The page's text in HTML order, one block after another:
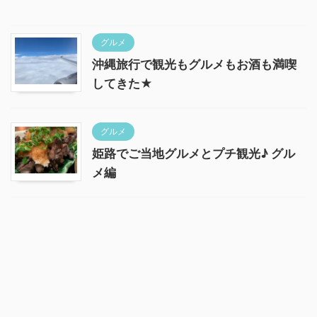
グルメ
沖縄旅行で観光もグルメもお酒も満喫
してきた★
グルメ
姫路でご当地グルメとプチ観光♪ グル
メ編